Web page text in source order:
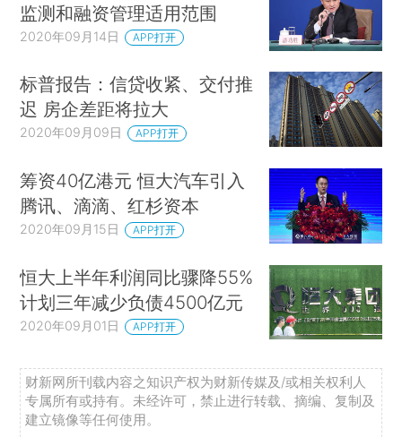
监测和融资管理适用范围
2020年09月14日 APP打开
标普报告：信贷收紧、交付推
迟 房企差距将拉大
2020年09月09日 APP打开
筹资40亿港元 恒大汽车引入
腾讯、滴滴、红杉资本
2020年09月15日 APP打开
恒大上半年利润同比骤降55%
计划三年减少负债4500亿元
2020年09月01日 APP打开
财新网所刊载内容之知识产权为财新传媒及/或相关权利人
专属所有或持有。未经许可，禁止进行转载、摘编、复制及
建立镜像等任何使用。